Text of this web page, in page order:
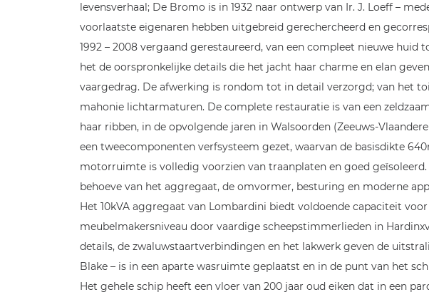
levensverhaal; De Bromo is in 1932 naar ontwerp van Ir. J. Loeff –
voorlaatste eigenaren hebben uitgebreid gerechercheerd en
1992 – 2008 vergaand gerestaureerd, van een compleet nieuwe
het de oorspronkelijke details die het jacht haar charme en elan
vaargedrag. De afwerking is rondom tot in detail verzorgd; van het
mahonie lichtarmaturen. De complete restauratie is van een
haar ribben, in de opvolgende jaren in Walsoorden (Zeeuws-
een tweecomponenten verfsysteem gezet, waarvan de basisdikte
motorruimte is volledig voorzien van traanplaten en goed
behoeve van het aggregaat, de omvormer, besturing en moderne
Het 10kVA aggregaat van Lombardini biedt voldoende capaciteit
meubelmakersniveau door vaardige scheepstimmerlieden in
details, de zwaluwstaartverbindingen en het lakwerk geven de
Blake – is in een aparte wasruimte geplaatst en in de punt van het
Het gehele schip heeft een vloer van 200 jaar oud eiken dat in een